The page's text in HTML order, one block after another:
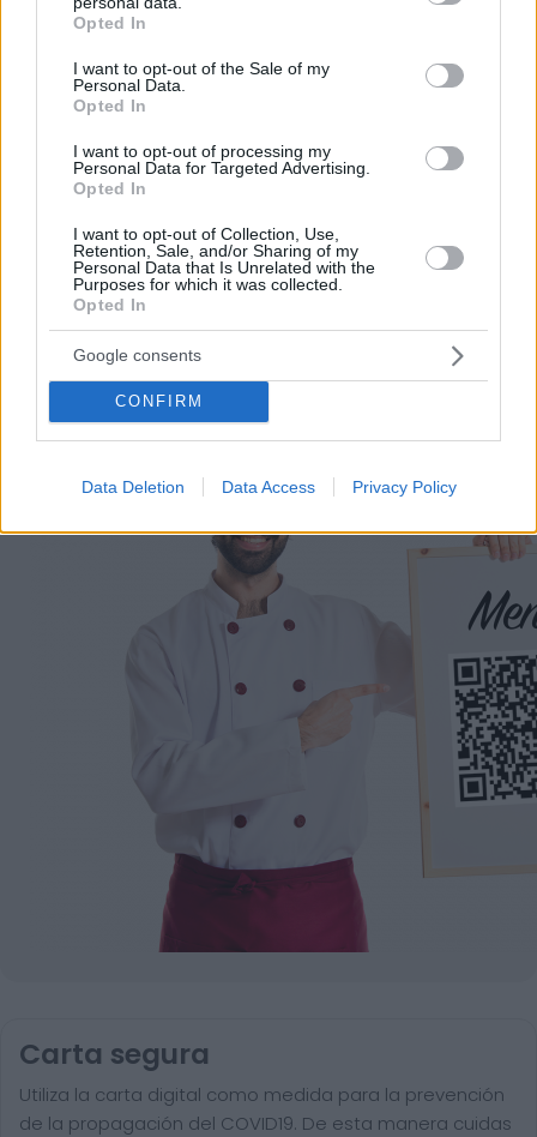
grant or deny consent to Google and its third-party tags to
use your data for below specified purposes in below Google
consent section.
Opted In
I want to opt-out of the Sale of my
Personal Data.
Opted In
I want to opt-out of processing my
Personal Data for Targeted Advertising.
Opted In
I want to opt-out of Collection, Use,
Retention, Sale, and/or Sharing of my
Personal Data that Is Unrelated with the
Purposes for which it was collected.
Opted In
Google consents
CONFIRM
Data Deletion Data Access Privacy Policy
especificación de alérgenos, etc.
Por eso hemos diseñado un sistema capaz de
ayudar a tu negocio a adaptarse a las
circunstancias actuales que nuestro país está
viviendo. Contamos con una carta de servicios
trabajo en tu negocio o empresa para que
puedas ofrecer a tus clientes la seguridad y el
apoyo que merecen. Llega la transformación
digital para quedarse. Menú digital QR para el
sector gastronómico de Colombia con Recafy.
Carta segura
Utiliza la carta digital como medida para la prevención
de la propagación del COVID19. De esta manera cuidas